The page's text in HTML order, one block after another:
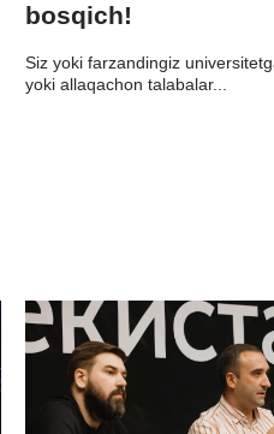
bosqich!
Siz yoki farzandingiz
yoki allaqachon talabalar...